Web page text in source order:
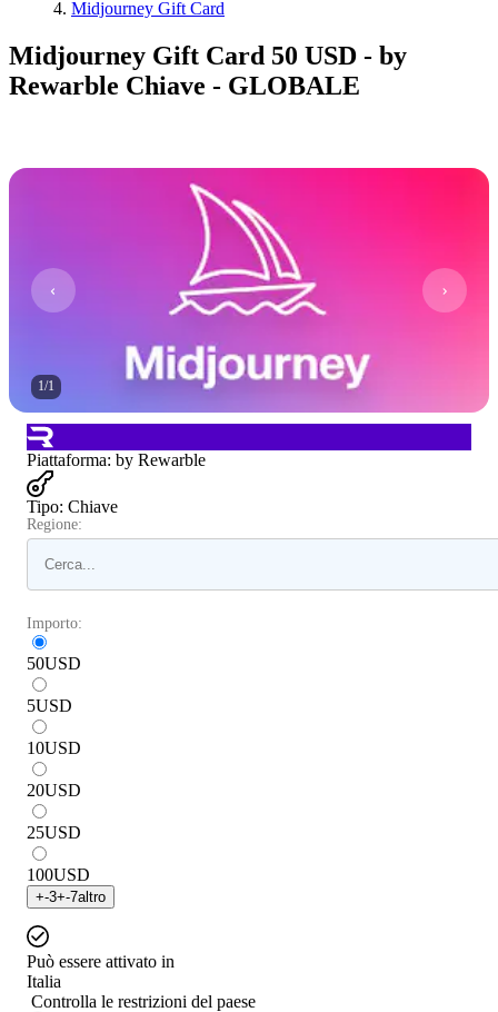
Midjourney Gift Card
Midjourney Gift Card 50 USD - by
Rewarble Chiave - GLOBALE
1/1
Piattaforma: by Rewarble
Tipo: Chiave
Regione:
Importo:
50USD
5USD
10USD
20USD
25USD
100USD
+-3+-7altro
Può essere attivato in
Italia
Controlla le restrizioni del paese